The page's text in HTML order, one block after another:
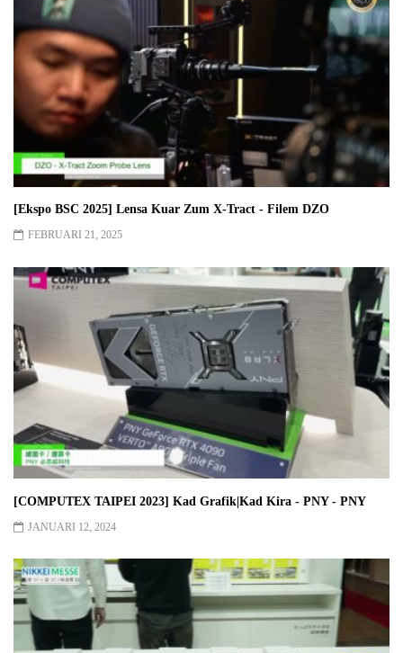
[Ekspo BSC 2025] Lensa Kuar Zum X-Tract - Filem DZO
FEBRUARI 21, 2025
[COMPUTEX TAIPEI 2023] Kad Grafik|Kad Kira - PNY - PNY
JANUARI 12, 2024